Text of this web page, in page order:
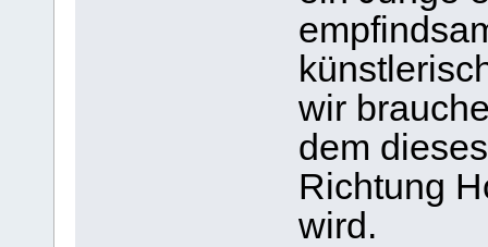
wir
dem
Richtung
wird.